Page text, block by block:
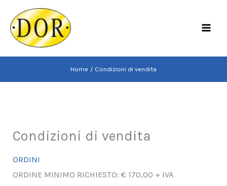
contenuto
Home Condizioni di vendita
Condizioni di vendita
ORDINI
ORDINE MINIMO RICHIESTO: € 170,00 + IVA